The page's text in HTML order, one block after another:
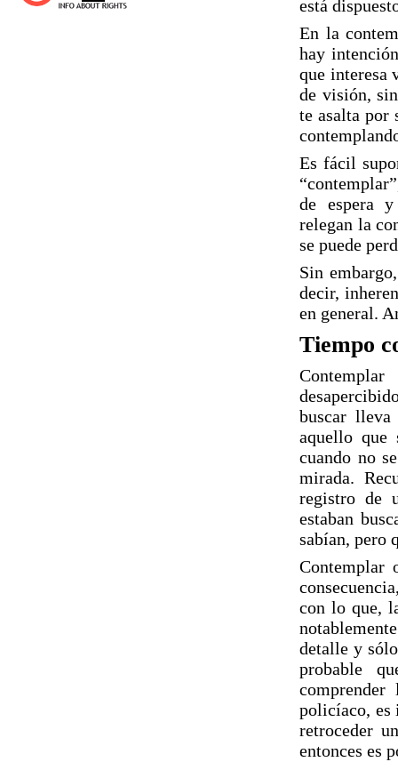
está
En la
hay
que interesa
de visión,
te asalta por
Es fácil
de espera y
relegan la
se puede
Sin
decir,
en general.
Tiempo
buscar lleva
aquello que
cuando no
mirada.
registro de
estaban
sabían, pero
Contemplar
con lo que,
detalle y
probable
policíaco, es
retroceder
entonces es